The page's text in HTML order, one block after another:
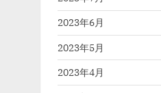
2023年6月
2023年5月
2023年4月